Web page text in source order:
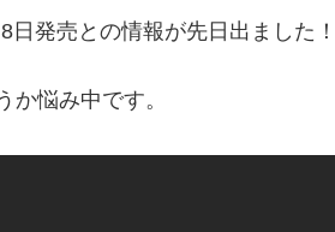
日発売との情報が先日出ました
か悩み中です。